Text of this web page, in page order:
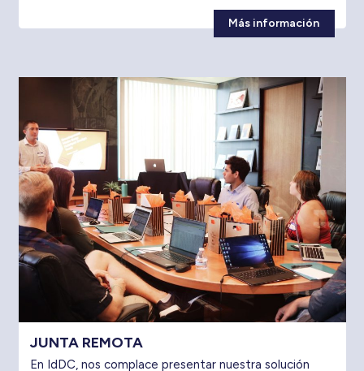
Más información
JUNTA REMOTA
En IdDC, nos complace presentar nuestra solución